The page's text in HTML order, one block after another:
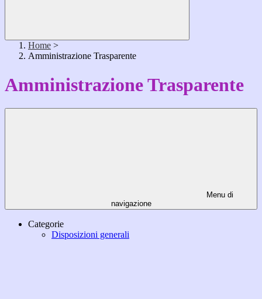
Home >
Amministrazione Trasparente
Amministrazione Trasparente
Menu di
navigazione
Categorie
Disposizioni generali